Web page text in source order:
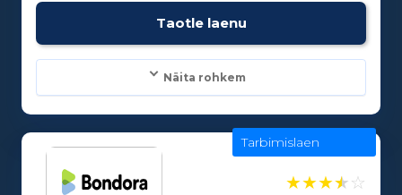
Taotle laenu
Näita rohkem
★★★★☆
Tarbimislaen